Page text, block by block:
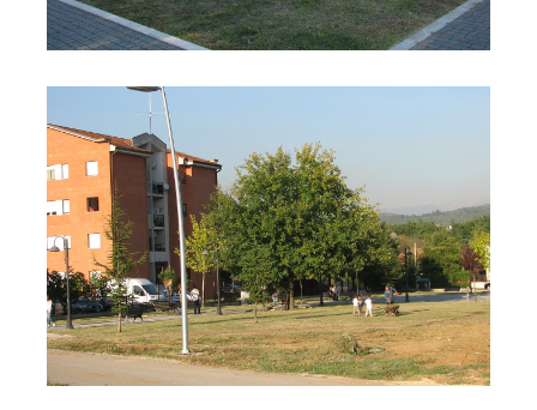
Parco Dolmen